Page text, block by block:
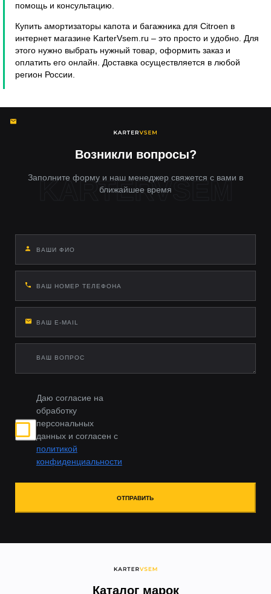
помощь и консультацию.
Купить амортизаторы капота и багажника для Citroen в
интернет магазине KarterVsem.ru – это просто и удобно. Для
этого нужно выбрать нужный товар, оформить заказ и
оплатить его онлайн. Доставка осуществляется в любой
регион России.
Возникли вопросы?
Заполните форму и наш менеджер свяжется с вами в
ближайшее время
Даю согласие на
обработку
персональных
данных и согласен с
политикой
конфиденциальности
ОТПРАВИТЬ
Каталог марок